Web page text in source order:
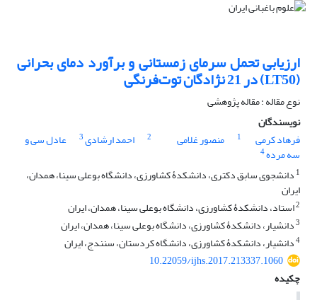
ارزیابی تحمل سرمای زمستانی و برآورد دمای بحرانی
(LT50) در 21 نژادگان توت‌فرنگی
نوع مقاله : مقاله پژوهشی
نویسندگان
فرهاد کرمی
1 منصور غلامی 2 احمد ارشادی3 عادل سی و
سه مرده4
1 دانشجوی سابق دکتری، دانشکدۀ کشاورزی، دانشگاه بوعلی سینا، همدان،
ایران
2استاد، دانشکدۀ کشاورزی، دانشگاه بوعلی سینا، همدان، ایران
3دانشیار، دانشکدۀ کشاورزی، دانشگاه بوعلی سینا، همدان، ایران
4دانشیار، دانشکدۀ کشاورزی، دانشگاه کردستان، سنندج، ایران
10.22059/ijhs.2017.213337.1060
چکیده